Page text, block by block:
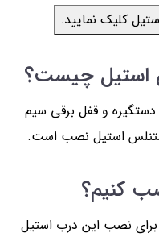
کلیک نمایید.
استیل چیست؟
و قفل برقی سیم
استیل نصب است.
کنیم؟
درب استنلس استیل 160×215 و برای نصب این درب استیل